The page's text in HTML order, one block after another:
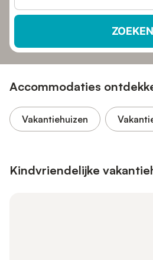
ZOEKEN
Accommodaties
Vakantiehuizen
Kindvriendelijke